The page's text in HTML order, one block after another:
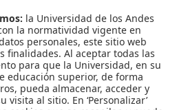
Verano